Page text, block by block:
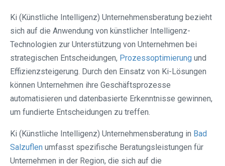
Ki (Künstliche Intelligenz) Unternehmensberatung bezieht
sich auf die Anwendung von künstlicher Intelligenz-
Technologien zur Unterstützung von Unternehmen bei
strategischen Entscheidungen, Prozessoptimierung und
Effizienzsteigerung. Durch den Einsatz von Ki-Lösungen
können Unternehmen ihre Geschäftsprozesse
automatisieren und datenbasierte Erkenntnisse gewinnen,
um fundierte Entscheidungen zu treffen.
Ki (Künstliche Intelligenz) Unternehmensberatung in Bad
Salzuflen umfasst spezifische Beratungsleistungen für
Unternehmen in der Region, die sich auf die